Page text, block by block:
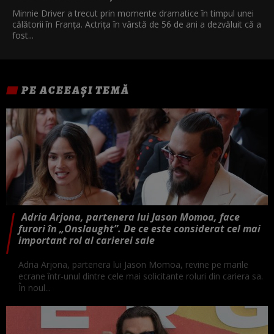
Minnie Driver a trecut prin momente dramatice în timpul unei
călătorii în Franța. Actrița în vârstă de 56 de ani a dezvăluit că a
fost...
PE ACEEAȘI TEMĂ
Adria Arjona, partenera lui Jason Momoa, face
furori în „Onslaught”. De ce este considerat cel mai
important rol al carierei sale
Adria Arjona, partenera lui Jason Momoa, revine pe marile
ecrane într-unul dintre cele mai solicitante roluri din cariera sa.
În noul...